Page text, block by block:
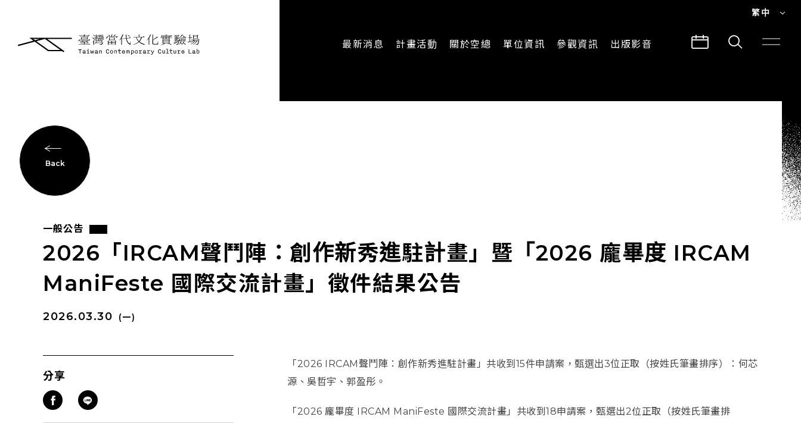
繁中
最新消息
即時新聞
計畫活動
主題計畫
關於空總
組織架構
單位資訊 參觀資訊
交通與地圖
出版影音
所有影音
Back
一般公告
2026「IRCAM聲鬥陣：創作新秀進駐計畫」暨「2026 龐畢度 IRCAM
ManiFeste 國際交流計畫」徵件結果公告
2026.03.30 (一)
分享
「2026 IRCAM聲鬥陣：創作新秀進駐計畫」共收到15件申請案，甄選出3位正取（按姓氏筆畫排序）：何芯
源、吳哲宇、郭盈彤。
「2026 龐畢度 IRCAM ManiFeste 國際交流計畫」共收到18申請案，甄選出2位正取（按姓氏筆畫排